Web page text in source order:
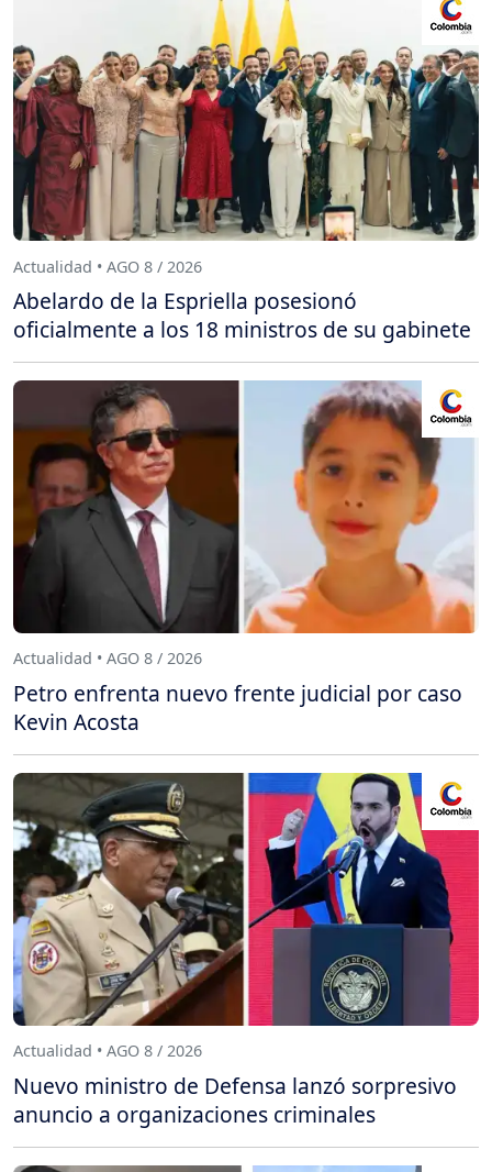
Actualidad • AGO 8 / 2026
Abelardo de la Espriella posesionó
oficialmente a los 18 ministros de su gabinete
Actualidad • AGO 8 / 2026
Petro enfrenta nuevo frente judicial por caso
Kevin Acosta
Actualidad • AGO 8 / 2026
Nuevo ministro de Defensa lanzó sorpresivo
anuncio a organizaciones criminales